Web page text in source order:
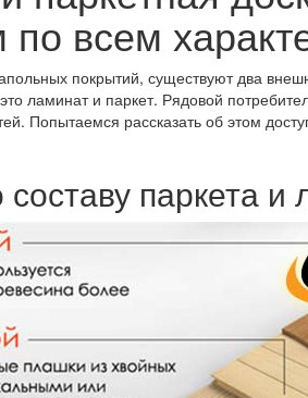
всем
покрытий, существуют два
ламинат и паркет. Рядовой
Попытаемся рассказать об этом
паркета и